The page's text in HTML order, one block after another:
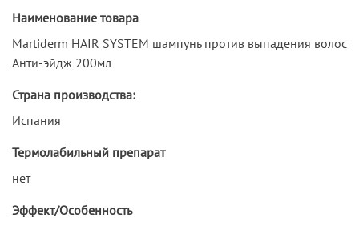
Наименование товара
Martiderm HAIR SYSTEM шампунь против выпадения волос
Анти-эйдж 200мл
Страна производства:
Испания
Термолабильный препарат
нет
Эффект/Особенность